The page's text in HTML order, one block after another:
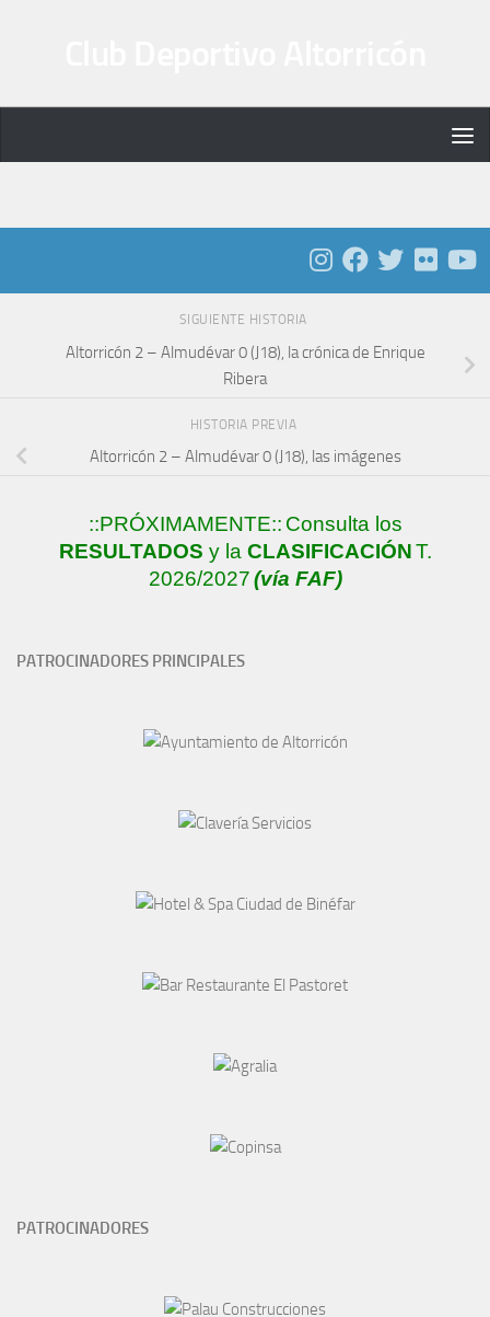
SIGUIENTE HISTORIA
Altorricón 2 – Almudévar 0 (J18), la crónica de Enrique
Ribera
HISTORIA PREVIA
Altorricón 2 – Almudévar 0 (J18), las imágenes
::PRÓXIMAMENTE:: Consulta los
RESULTADOS y la CLASIFICACIÓNT.
2026/2027(vía FAF)
PATROCINADORES PRINCIPALES
PATROCINADORES